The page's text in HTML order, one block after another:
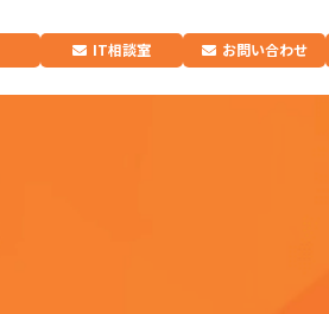
IT相談室 お問い合わせ